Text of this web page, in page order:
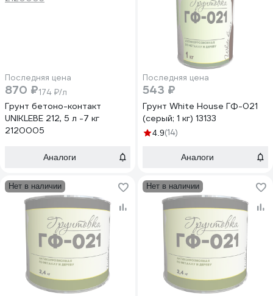
Последняя цена
870 ₽174 ₽/л
Грунт бетоно-контакт
UNIKLEBE 212, 5 л -7 кг
2120005
Аналоги
Последняя цена
543 ₽
Грунт White House ГФ-021
(серый; 1 кг) 13133
4.9(14)
Аналоги
Нет в наличии Нет в наличии